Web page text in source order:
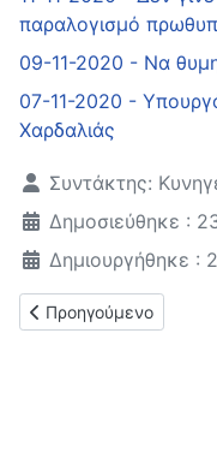
παραλογισμό
09-11-2020 - Να
07-11-2020 -
Χαρδαλιάς
Λεπτομέρειες
Συντάκτης:
Δημοσιεύθηκε :
Δημιουργήθηκε :
Προηγούμενο άρθρο:
Προηγούμενο